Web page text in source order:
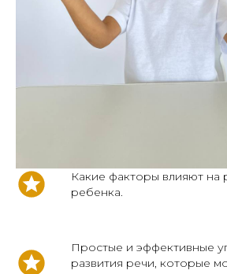
Какие факторы влияют на
ребенка.
Простые и эффективные
развития речи, которые